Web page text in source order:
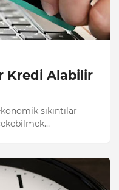
Kredi Alabilir
sıkıntılar